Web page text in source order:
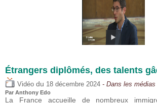
Étrangers diplômés, des talents
Vidéo du 18 décembre 2024 - Dans les médias
Par Anthony Edo
La France accueille de nombreux